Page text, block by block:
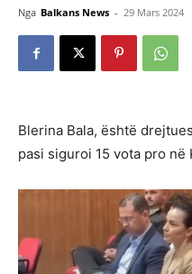
Nga Balkans News - 29 Mars 2024
Blerina Bala, është
pasi siguroi 15 vota pro në